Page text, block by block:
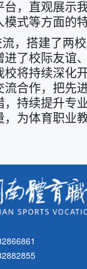
，直观展示
式等方面的特
，搭建了两
进了校际友谊
校将持续深化
流合作，把先
，持续提升专
，为体育职业